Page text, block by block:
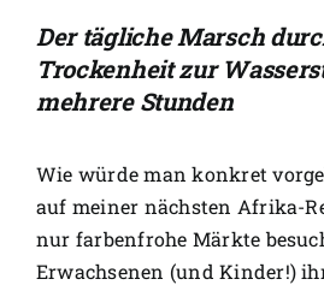
Der tägliche Marsch
Trockenheit zur
mehrere Stunden
Wie würde man konkret
auf meiner nächsten Afrika-
nur farbenfrohe Märkte
Erwachsenen (und Kinder!)